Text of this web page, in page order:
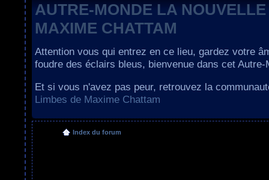
AUTRE-MONDE LA
MAXIME CHATTAM
Attention vous qui entrez en ce lieu, gardez votre
foudre des éclairs bleus, bienvenue dans cet Autre-
Et si vous n'avez pas peur, retrouvez la
Limbes de Maxime Chattam
Index du forum